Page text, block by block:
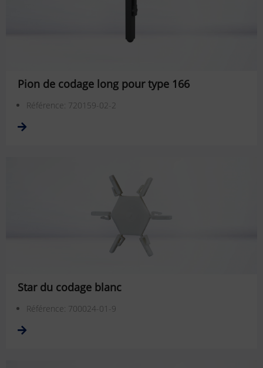
Pion de codage long pour type 166
Référence: 720159-02-2
Star du codage blanc
Référence: 700024-01-9